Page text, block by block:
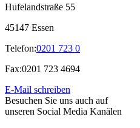
Hufelandstraße 55
45147 Essen
Telefon:0201 723 0
Fax:0201 723 4694
E-Mail schreiben
Besuchen Sie uns auch auf
unseren Social Media Kanälen